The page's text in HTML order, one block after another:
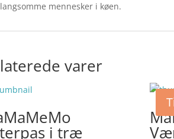
langsomme mennesker i køen.
varer
i træ